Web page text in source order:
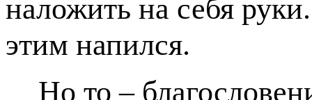
наложить на себя
этим напился.
Но то –